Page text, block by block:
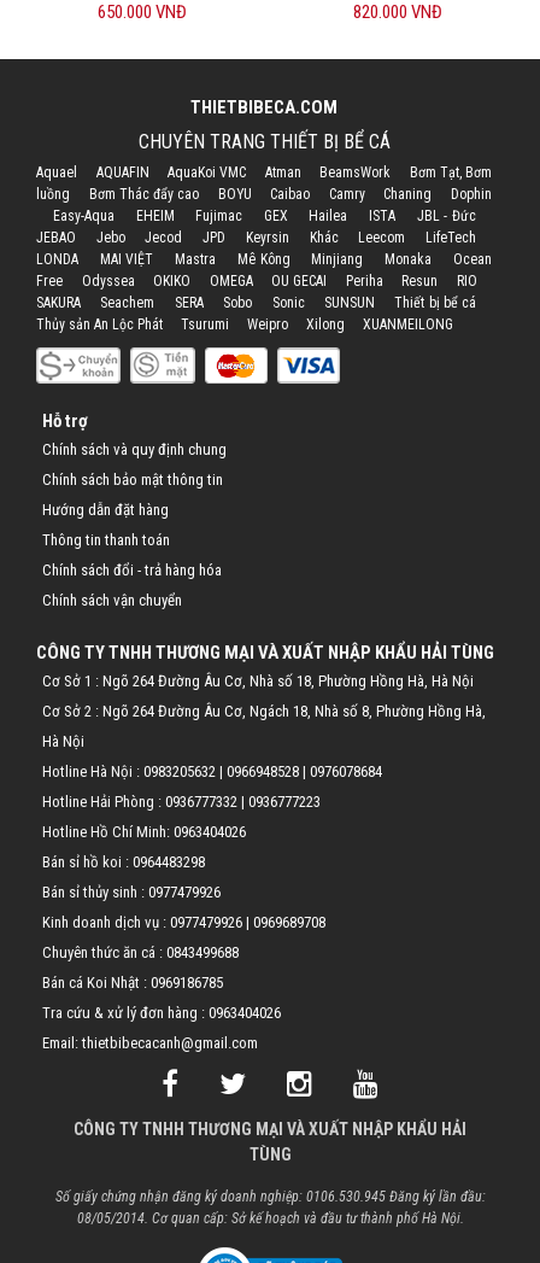
650.000 VNĐ 820.000 VNĐ
THIETBIBECA.COM
CHUYÊN TRANG THIẾT BỊ BỂ CÁ
Aquael AQUAFIN AquaKoi VMC Atman BeamsWork
Bơm Tạt, Bơm
luồng
Bơm Thác đẩy cao BOYU Caibao Camry Chaning
Dophin
Easy-Aqua
EHEIM Fujimac GEX Hailea ISTA
JBL - Đức
JEBAO
Jebo Jecod JPD Keyrsin Khác Leecom
LifeTech
LONDA
MAI VIỆT Mastra Mê Kông Minjiang Monaka
Ocean
Free
Odyssea OKIKO OMEGA OU GECAI Periha Resun
RIO
SAKURA
Seachem SERA Sobo Sonic SUNSUN
Thiết bị bể cá
Thủy sản An Lộc Phát
Tsurumi Weipro Xilong XUANMEILONG
Hỗ trợ
Chính sách và quy định chung
Chính sách bảo mật thông tin
Hướng dẫn đặt hàng
Thông tin thanh toán
Chính sách đổi - trả hàng hóa
Chính sách vận chuyển
CÔNG TY TNHH THƯƠNG MẠI VÀ XUẤT NHẬP KHẨU HẢI TÙNG
Cơ Sở 1 : Ngõ 264 Đường Âu Cơ, Nhà số 18, Phường Hồng Hà, Hà Nội
Cơ Sở 2 : Ngõ 264 Đường Âu Cơ, Ngách 18, Nhà số 8, Phường Hồng Hà,
Hà Nội
Hotline Hà Nội : 0983205632 | 0966948528 | 0976078684
Hotline Hải Phòng : 0936777332 | 0936777223
Hotline Hồ Chí Minh: 0963404026
Bán sỉ hồ koi : 0964483298
Bán sỉ thủy sinh : 0977479926
Kinh doanh dịch vụ : 0977479926 | 0969689708
Chuyên thức ăn cá : 0843499688
Bán cá Koi Nhật : 0969186785
Tra cứu & xử lý đơn hàng : 0963404026
Email: thietbibecacanh@gmail.com
CÔNG TY TNHH THƯƠNG MẠI VÀ XUẤT NHẬP KHẨU HẢI
TÙNG
Số giấy chứng nhận đăng ký doanh nghiệp: 0106.530.945 Đăng ký lần đầu:
08/05/2014. Cơ quan cấp: Sở kế hoạch và đầu tư thành phố Hà Nội.